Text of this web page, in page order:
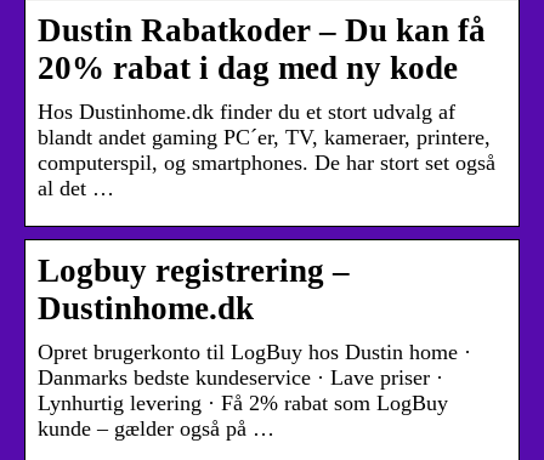
Dustin Rabatkoder – Du kan få
20% rabat i dag med ny kode
Hos Dustinhome.dk finder du et stort udvalg af
blandt andet gaming PC´er, TV, kameraer, printere,
computerspil, og smartphones. De har stort set også
al det …
Logbuy registrering –
Dustinhome.dk
Opret brugerkonto til LogBuy hos Dustin home ·
Danmarks bedste kundeservice · Lave priser ·
Lynhurtig levering · Få 2% rabat som LogBuy
kunde – gælder også på …